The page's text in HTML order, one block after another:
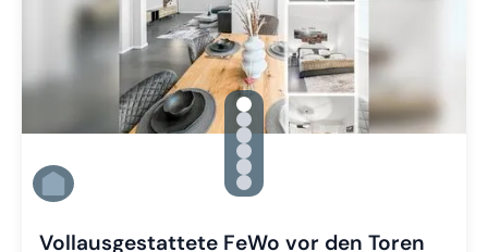
gallery.slide_selector
Zu Slide 1 wechseln
Zu Slide 2 wechseln
Zu Slide 3 wechseln
Zu Slide 4 wechseln
Zu Slide 5 wechseln
Zu Slide 6 wechseln
Vollausgestattete FeWo vor den Toren